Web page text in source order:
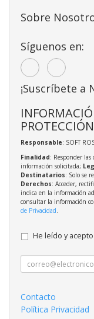
Sobre
Síguenos en:
¡Suscríbete a
Responsable: SOFT
Finalidad: Responder
información solicitada;
Destinatarios: Solo se
Derechos: Acceder,
indica en la información
consultar la información
de Privacidad.
He leído y acepto
Contacto
Política Privacidad